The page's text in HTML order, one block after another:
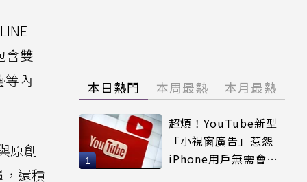
含雙
等內
原創
還積
本日熱門 本周最熱 本月最熱
超煩！YouTube新型
「小視窗廣告」惹怨
iPhone用戶無需會員